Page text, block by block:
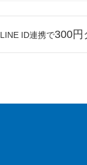
LINE ID連携で300円